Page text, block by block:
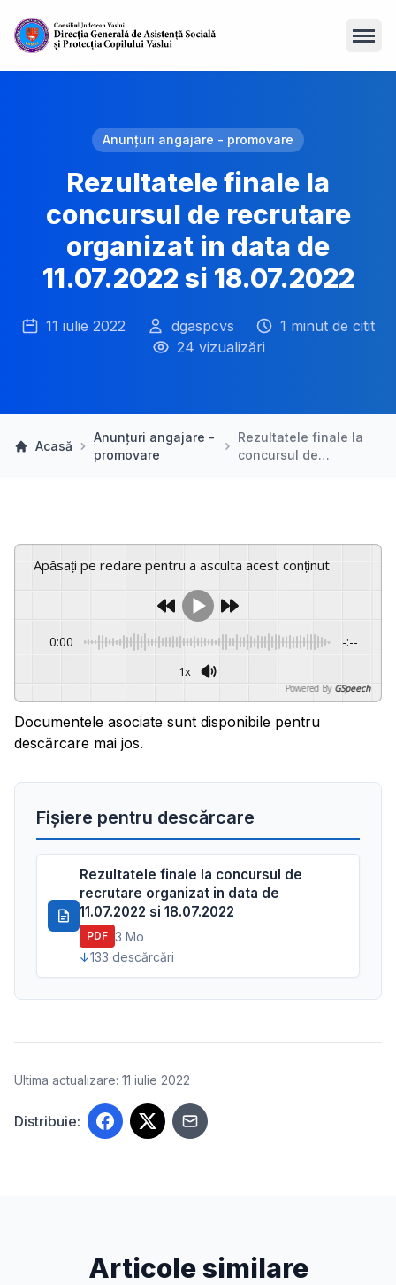
Anunțuri angajare - promovare
Rezultatele finale la
concursul de recrutare
organizat in data de
11.07.2022 si 18.07.2022
11 iulie 2022 dgaspcvs
1 minut de citit
24 vizualizări
Acasă
Anunțuri angajare -
promovare
Rezultatele finale la
concursul de…
Apăsați pe redare pentru a asculta acest conținut
0:00 -:--
1x
Powered By GSpeech
Documentele asociate sunt disponibile pentru
descărcare mai jos.
Fișiere pentru descărcare
Rezultatele finale la concursul de
recrutare organizat in data de
11.07.2022 si 18.07.2022
PDF 3 Mo
133 descărcări
Ultima actualizare: 11 iulie 2022
Distribuie:
Articole similare